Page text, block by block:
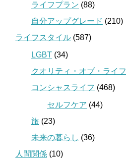
ライフプラン (88)
自分アップグレード (210)
ライフスタイル (587)
LGBT (34)
クオリティ・オブ・ライフ
コンシャスライフ (468)
セルフケア (44)
旅 (23)
未来の暮らし (36)
人間関係 (10)